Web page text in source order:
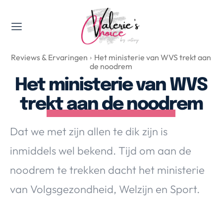
Valerie's Topics
Travel & Culture
Food & Drinks
Happyness & Opmerkelijk
Lifestyle, Sport & Duurzaamheid
Health & Beauty
Huis & Tuin
Nieuws & Media
Reviews & Ervaringen
Het ministerie van WVS trekt aan
de noodrem
Het ministerie van WVS
trekt aan de noodrem
Dat we met zijn allen te dik zijn is
inmiddels wel bekend. Tijd om aan de
noodrem te trekken dacht het ministerie
van Volgsgezondheid, Welzijn en Sport.